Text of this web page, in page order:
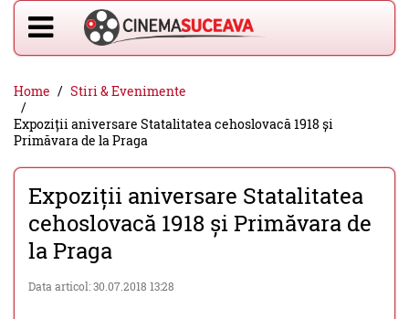
Home
Stiri & Evenimente
Expoziții aniversare Statalitatea cehoslovacă 1918 și
Primăvara de la Praga
Expoziții aniversare Statalitatea
cehoslovacă 1918 și Primăvara de
la Praga
Data articol: 30.07.2018 13:28